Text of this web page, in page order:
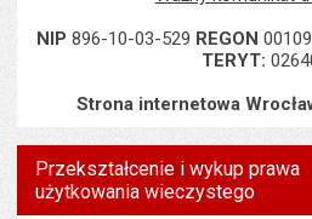
NIP 896-10-03-529 REGON
TERYT:
Strona internetowa
Przekształcenie i wykup prawa
użytkowania wieczystego